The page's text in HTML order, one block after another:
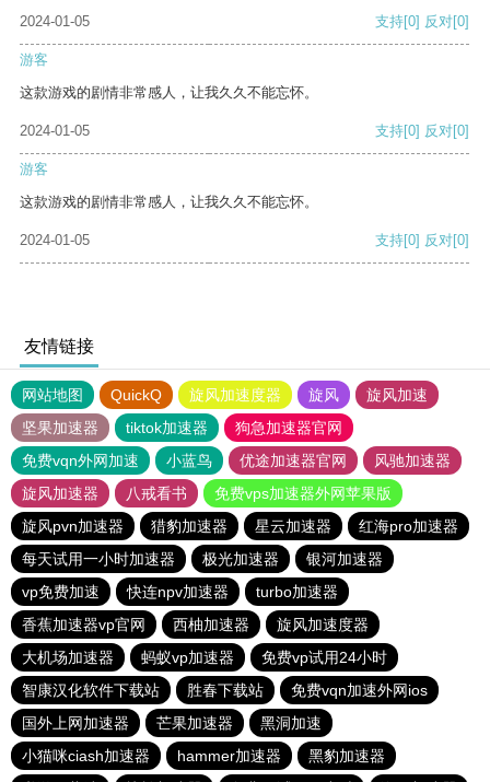
2024-01-05
支持[0] 反对[0]
游客
这款游戏的剧情非常感人，让我久久不能忘怀。
2024-01-05 支持[0] 反对[0]
游客
这款游戏的剧情非常感人，让我久久不能忘怀。
2024-01-05 支持[0] 反对[0]
友情链接
网站地图 QuickQ 旋风加速度器 旋风
旋风加速
坚果加速器
tiktok加速器
狗急加速器官网
免费vqn外网加速
小蓝鸟 优途加速器官网
风驰加速器
旋风加速器
八戒看书
免费vps加速器外网苹果版
旋风pvn加速器
猎豹加速器 星云加速器
红海pro加速器
每天试用一小时加速器
极光加速器
银河加速器
vp免费加速
快连npv加速器
turbo加速器
香蕉加速器vp官网
西柚加速器
旋风加速度器
大机场加速器
蚂蚁vp加速器
免费vp试用24小时
智康汉化软件下载站
胜春下载站
免费vqn加速外网ios
国外上网加速器
芒果加速器
黑洞加速
小猫咪ciash加速器
hammer加速器
黑豹加速器